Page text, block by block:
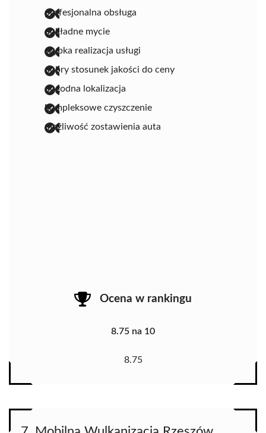
profesjonalna obsługa
dokładne mycie
szybka realizacja usługi
dobry stosunek jakości do ceny
dogodna lokalizacja
kompleksowe czyszczenie
możliwość zostawienia auta
Ocena w rankingu
8.75 na 10
8.75